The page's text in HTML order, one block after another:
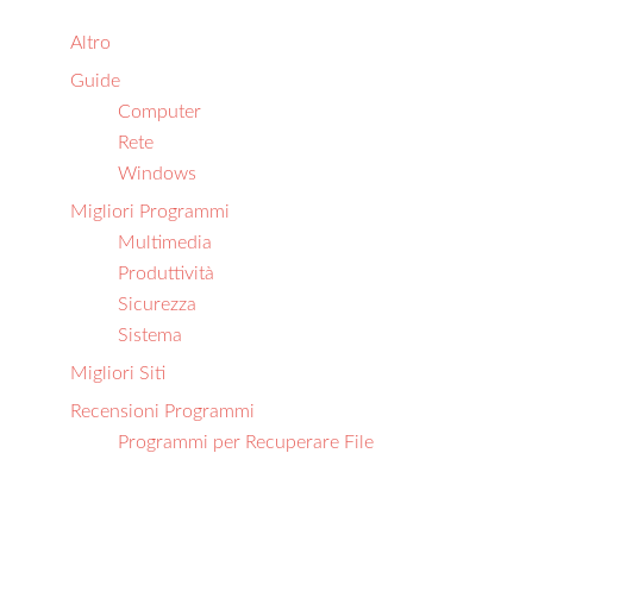
Altro
Guide
Computer
Rete
Windows
Migliori Programmi
Multimedia
Produttività
Sicurezza
Sistema
Migliori Siti
Recensioni Programmi
Programmi per Recuperare File